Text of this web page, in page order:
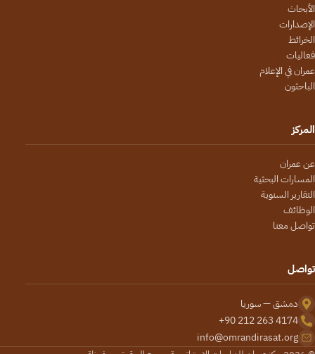
الأبحاث
الإصدارات
الخرائط
فعاليات
عمران في الإعلام
الباحثون
المركز
عن عمران
المسارات البحثية
التقارير السنوية
الوظائف
تواصل معنا
تواصل
دمشق — سوريا
+90 212 263 4174
info@omrandirasat.org